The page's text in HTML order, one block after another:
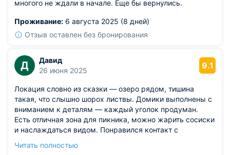
многого не ждали в начале. Еще бы вернулись.
Проживание: 6 августа 2025 (8 дней)
Отзыв оставлен без бронирования
Д
Давид
26 июня 2025
9.1
Локация словно из сказки — озеро рядом, тишина
такая, что слышно шорох листвы. Домики выполнены с
вниманием к деталям — каждый уголок продуман.
Есть отличная зона для пикника, можно жарить сосиски
и наслаждаться видом. Понравился контакт с
хвои. Подходит для уединения, вдали от городской
Читать полностью